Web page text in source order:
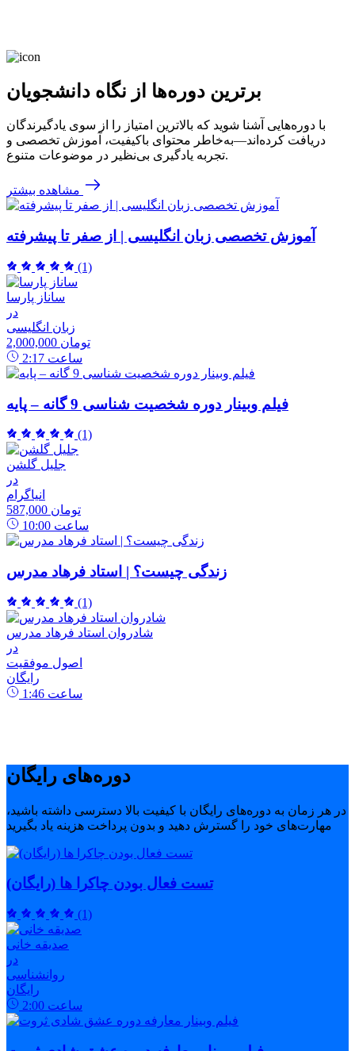
برترین دوره‌ها از نگاه دانشجویان
با دوره‌هایی آشنا شوید که بالاترین امتیاز را از سوی یادگیرندگان
دریافت کرده‌اند—به‌خاطر محتوای باکیفیت، آموزش تخصصی و
تجربه یادگیری بی‌نظیر در موضوعات متنوع.
مشاهده بیشتر
آموزش تخصصی زبان انگلیسی | از صفر تا پیشرفته
(1)
ساناز پارسا
در
زبان انگلیسی
2,000,000 تومان
2:17 ساعت
فیلم وبینار دوره شخصیت شناسی 9 گانه – پایه
(1)
جلیل گلشن
در
انیاگرام
587,000 تومان
10:00 ساعت
زندگی چیست؟ | استاد فرهاد مدرس
(1)
شادروان استاد فرهاد مدرس
در
اصول موفقیت
رایگان
1:46 ساعت
دوره‌های رایگان
در هر زمان به دوره‌های رایگان با کیفیت بالا دسترسی داشته باشید،
مهارت‌های خود را گسترش دهید و بدون پرداخت هزینه یاد بگیرید
تست فعال بودن چاکرا ها (رایگان)
(1)
صدیقه خانی
در
روانشناسی
رایگان
2:00 ساعت